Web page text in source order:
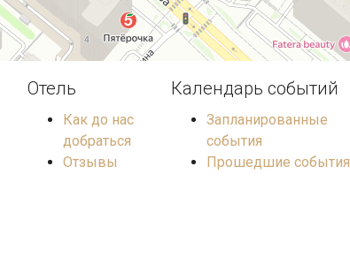
Отель
Как до нас
добраться
Отзывы
Календарь событий
Запланированные
события
Прошедшие события